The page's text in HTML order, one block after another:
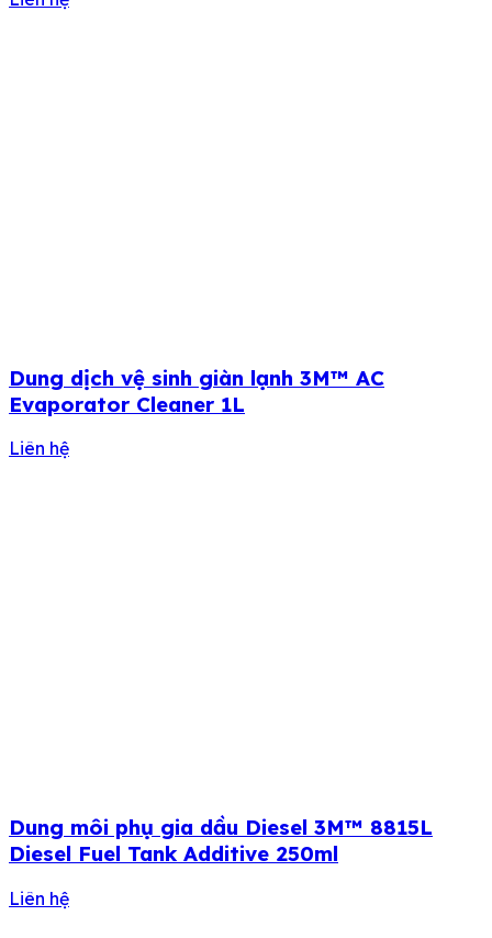
Dung dịch vệ sinh giàn lạnh 3M™ AC
Evaporator Cleaner 1L
Liên hệ
Dung môi phụ gia dầu Diesel 3M™ 8815L
Diesel Fuel Tank Additive 250ml
Liên hệ